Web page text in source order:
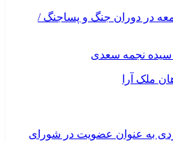
در دوران جنگ و پساجنگ /
سیده نجمه سعدی
ملک آرا